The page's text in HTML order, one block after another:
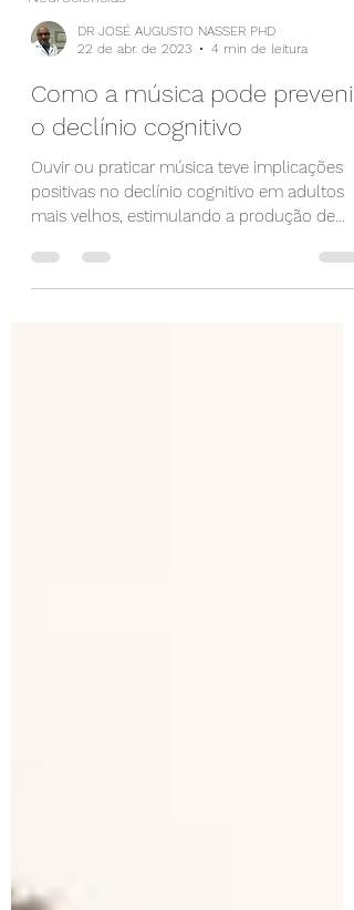
DR JOSÉ AUGUSTO NASSER PHD
22 de abr. de 2023
4 min de leitura
Como a música pode prevenir
o declínio cognitivo
Ouvir ou praticar música teve implicações
positivas no declínio cognitivo em adultos
mais velhos, estimulando a produção de